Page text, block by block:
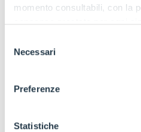
momento consultabili, con la
consenso prestato per ogni
ogni pagina, selezionare
dell'informativa completa nel
pagina. Per esercitare i diritti
GDPR abbiamo predisposto
delNecessari
Preferenze
Statistiche